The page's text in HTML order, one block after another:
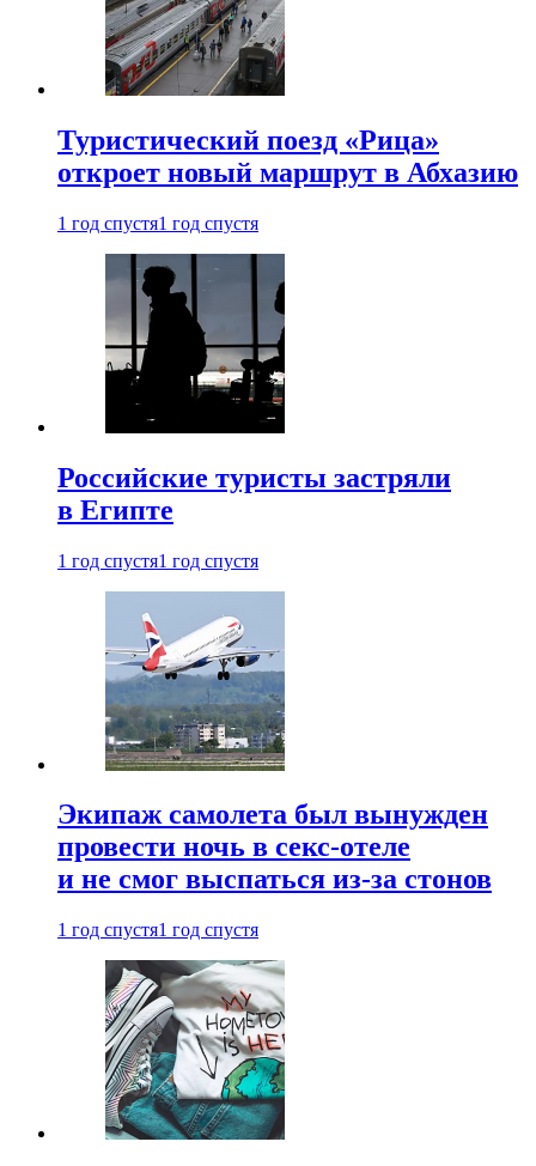
Туристический поезд «Рица»
откроет новый маршрут в Абхазию
1 год спустя1 год спустя
Российские туристы застряли
в Египте
1 год спустя1 год спустя
Экипаж самолета был вынужден
провести ночь в секс-отеле
и не смог выспаться из-за стонов
1 год спустя1 год спустя